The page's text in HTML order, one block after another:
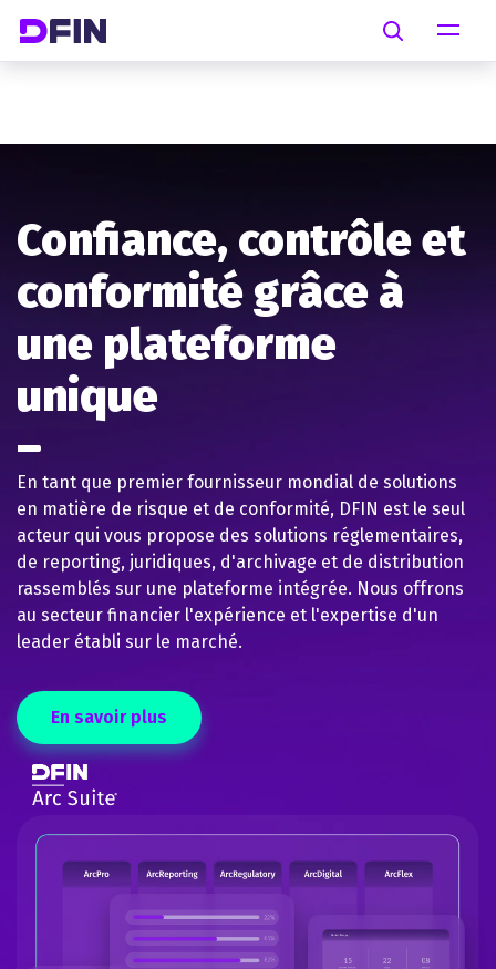
Search
Confiance, contrôle et
conformité grâce à
une plateforme
unique
En tant que premier fournisseur mondial de solutions
en matière de risque et de conformité, DFIN est le seul
acteur qui vous propose des solutions réglementaires,
de reporting, juridiques, d'archivage et de distribution
rassemblés sur une plateforme intégrée. Nous offrons
au secteur financier l'expérience et l'expertise d'un
leader établi sur le marché.
En savoir plus